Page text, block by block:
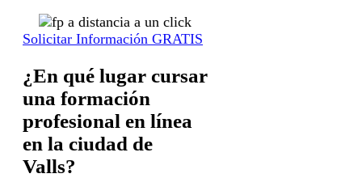
Solicitar Información GRATIS
¿En qué lugar cursar
una formación
profesional en línea
en la ciudad de
Valls?